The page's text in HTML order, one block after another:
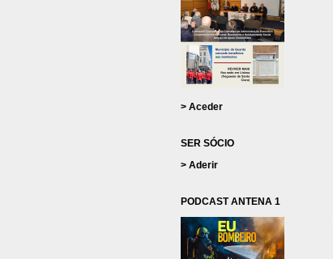
> Aceder
SER SÓCIO
> Aderir
PODCAST ANTENA 1